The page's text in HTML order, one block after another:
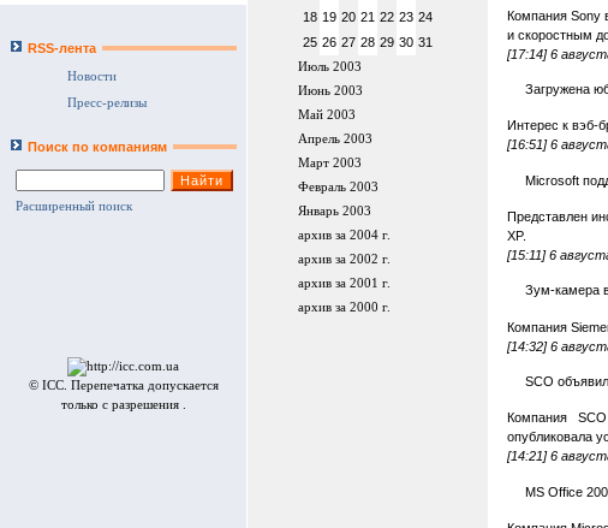
RSS-лента
Новости
Пресс-релизы
Поиск по компаниям
Расширенный поиск
© ICC. Перепечатка допускается
только с разрешения .
18 19 20 21 22 23 24
25 26 27 28 29 30 31
Июль 2003
Июнь 2003
Май 2003
Апрель 2003
Март 2003
Февраль 2003
Январь 2003
архив за 2004 г.
архив за 2002 г.
архив за 2001 г.
архив за 2000 г.
Компания Sony
и скоростным
[17:14] 6
Загружена
Интерес к вэб-
[16:51] 6
Microsoft
Представлен
XP.
[15:11] 6
Зум-камера
Компания
[14:32] 6
SCO
Компания
опубликовала
[14:21] 6
MS Office